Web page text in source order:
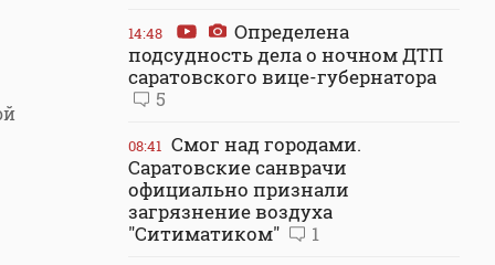
14:48
Определена
подсудность дела о ночном ДТП
саратовского вице-губернатора
5
08:41 Смог над городами.
Саратовские санврачи
официально признали
загрязнение воздуха
"Ситиматиком"
1